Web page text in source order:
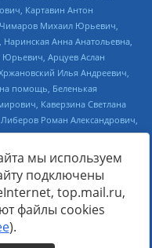
files/reestr-
данные на22.03.2024
мы используем
подключены
top.mail.ru,
файлы cookies
).